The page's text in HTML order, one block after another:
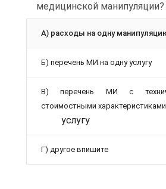
медицинской манипуляции?
А) расходы на одну
Б) перечень МИ на одну услугу
В) перечень МИ с
стоимостными
услугу
Г) другое впишите